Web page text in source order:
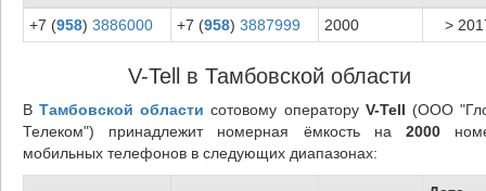
+7 (958) 3886000 +7 (958) 3887999 2000 >
V-Tell в Тамбовской области
В Тамбовской области сотовому оператору V-Tell (ООО
Телеком") принадлежит номерная ёмкость на2000
мобильных телефонов в следующих диапазонах: